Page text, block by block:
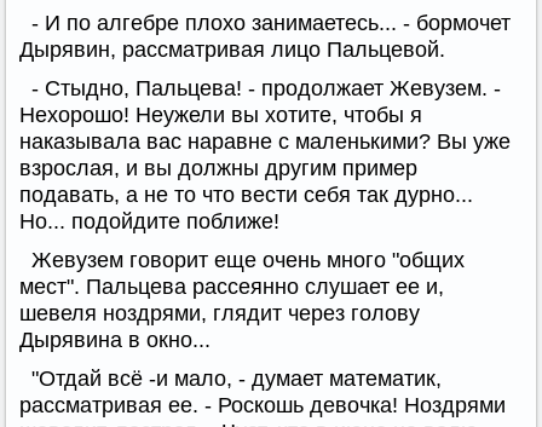
- И по алгебре плохо занимаетесь... - бормочет
Дырявин, рассматривая лицо Пальцевой.
- Стыдно, Пальцева! - продолжает Жевузем. -
Нехорошо! Неужели вы хотите, чтобы я
наказывала вас наравне с маленькими? Вы уже
взрослая, и вы должны другим пример
подавать, а не то что вести себя так дурно...
Но... подойдите поближе!
Жевузем говорит еще очень много "общих
мест". Пальцева рассеянно слушает ее и,
шевеля ноздрями, глядит через голову
Дырявина в окно...
"Отдай всё -и мало, - думает математик,
рассматривая ее. - Роскошь девочка! Ноздрями